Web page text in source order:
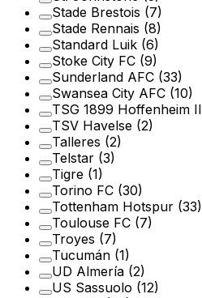
Stade Brestois (7)
Stade Rennais (8)
Standard Luik (6)
Stoke City FC (9)
Sunderland AFC (33)
Swansea City AFC (10)
TSG 1899 Hoffenheim II
TSV Havelse (2)
Talleres (2)
Telstar (3)
Tigre (1)
Torino FC (30)
Tottenham Hotspur (33)
Toulouse FC (7)
Troyes (7)
Tucumán (1)
UD Almería (2)
US Sassuolo (12)